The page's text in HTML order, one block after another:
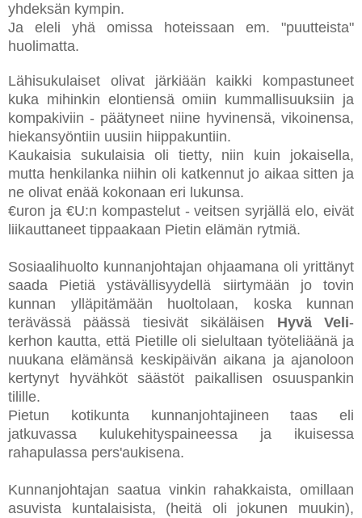
yhdeksän kympin.
Ja eleli yhä omissa hoteissaan em. "puutteista"
huolimatta.
Lähisukulaiset olivat järkiään kaikki kompastuneet
kuka mihinkin elontiensä omiin kummallisuuksiin ja
kompakiviin - päätyneet niine hyvinensä, vikoinensa,
hiekansyöntiin uusiin hiippakuntiin.
Kaukaisia sukulaisia oli tietty, niin kuin jokaisella,
mutta henkilanka niihin oli katkennut jo aikaa sitten ja
ne olivat enää kokonaan eri lukunsa.
€uron ja €U:n kompastelut - veitsen syrjällä elo, eivät
liikauttaneet tippaakaan Pietin elämän rytmiä.
Sosiaalihuolto kunnanjohtajan ohjaamana oli yrittänyt
saada Pietiä ystävällisyydellä siirtymään jo tovin
kunnan ylläpitämään huoltolaan, koska kunnan
terävässä päässä tiesivät sikäläisen Hyvä Veli-
kerhon kautta, että Pietille oli sielultaan työteliäänä ja
nuukana elämänsä keskipäivän aikana ja ajanoloon
kertynyt hyvähköt säästöt paikallisen osuuspankin
tilille.
Pietun kotikunta kunnanjohtajineen taas eli
jatkuvassa kulukehityspaineessa ja ikuisessa
rahapulassa pers'aukisena.
Kunnanjohtajan saatua vinkin rahakkaista, omillaan
asuvista kuntalaisista, (heitä oli jokunen muukin),